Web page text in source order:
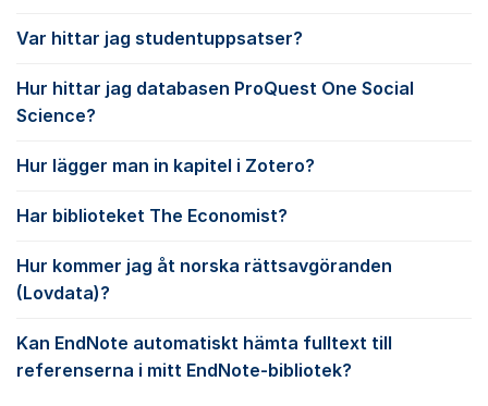
Var hittar jag studentuppsatser?
Hur hittar jag databasen ProQuest One Social
Science?
Hur lägger man in kapitel i Zotero?
Har biblioteket The Economist?
Hur kommer jag åt norska rättsavgöranden
(Lovdata)?
Kan EndNote automatiskt hämta fulltext till
referenserna i mitt EndNote-bibliotek?